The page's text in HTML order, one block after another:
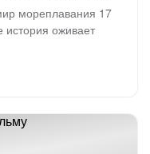
мореплавания 17
история оживает